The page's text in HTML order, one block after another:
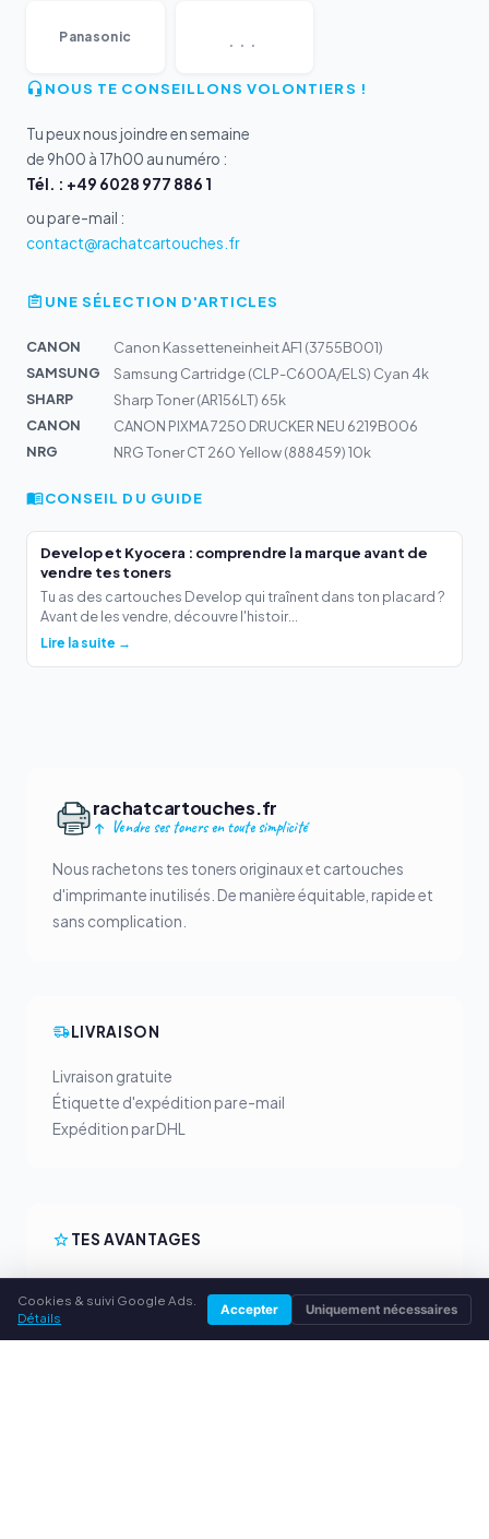
Panasonic ...
NOUS TE CONSEILLONS VOLONTIERS !
Tu peux nous joindre en semaine
de 9h00 à 17h00 au numéro :
Tél. : +49 6028 977 886 1
ou par e-mail :
contact@rachatcartouches.fr
UNE SÉLECTION D'ARTICLES
CANON
Canon Kassetteneinheit AF1 (3755B001)
SAMSUNG
Samsung Cartridge (CLP-C600A/ELS) Cyan 4k
SHARP
Sharp Toner (AR156LT) 65k
CANON
CANON PIXMA 7250 DRUCKER NEU 6219B006
NRG
NRG Toner CT 260 Yellow (888459) 10k
CONSEIL DU GUIDE
Develop et Kyocera : comprendre la marque avant de
vendre tes toners
Tu as des cartouches Develop qui traînent dans ton placard ?
Avant de les vendre, découvre l'histoir...
Lire la suite →
rachatcartouches.fr
Vendre ses toners en toute simplicité
Nous rachetons tes toners originaux et cartouches
d'imprimante inutilisés. De manière équitable, rapide et
sans complication.
LIVRAISON
Livraison gratuite
Étiquette d'expédition par e-mail
Expédition par DHL
TES AVANTAGES
Tous les fabricants courants
Prix de rachat équitables
Paiement anticipé par PayPal
Cookies & suivi Google Ads.
Détails
Accepter Uniquement nécessaires